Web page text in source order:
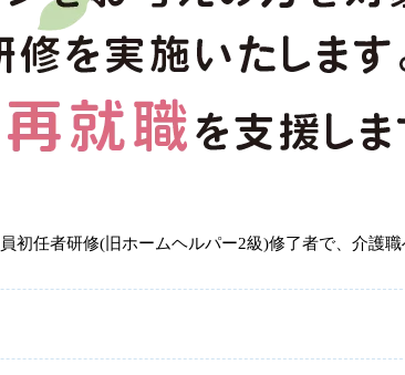
初任者研修(旧ホームヘルパー2級)修了者で、介護職